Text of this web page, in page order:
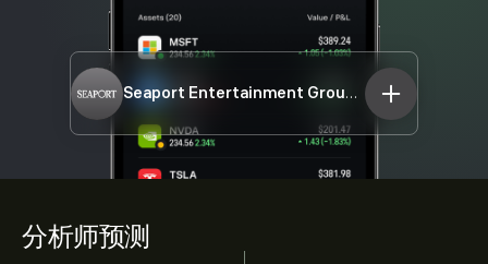
分析师预测
Seaport Entertainment Group In SEG